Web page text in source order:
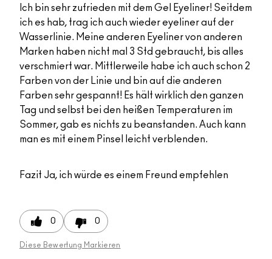
Ich bin sehr zufrieden mit dem Gel Eyeliner! Seitdem
ich es hab, trag ich auch wieder eyeliner auf der
Wasserlinie. Meine anderen Eyeliner von anderen
Marken haben nicht mal 3 Std gebraucht, bis alles
verschmiert war. Mittlerweile habe ich auch schon 2
Farben von der Linie und bin auf die anderen
Farben sehr gespannt! Es hält wirklich den ganzen
Tag und selbst bei den heißen Temperaturen im
Sommer, gab es nichts zu beanstanden. Auch kann
man es mit einem Pinsel leicht verblenden.
Fazit Ja, ich würde es einem Freund empfehlen
0 0
Diese Bewertung Markieren